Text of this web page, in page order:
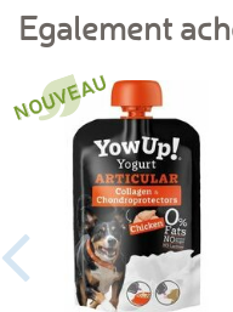
Egalement